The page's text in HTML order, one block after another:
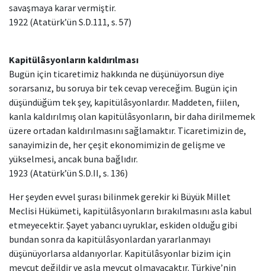
savaşmaya karar vermiştir.
1922 (Atatürk’ün S.D.111, s. 57)
Kapitülâsyonların kaldırılması
Bugün için ticaretimiz hakkında ne düşünüyorsun diye
sorarsanız, bu soruya bir tek cevap vereceğim. Bugün için
düşündüğüm tek şey, kapitülâsyonlardır. Maddeten, fiilen,
kanla kaldırılmış olan kapitülâsyonların, bir daha dirilmemek
üzere ortadan kaldırılmasını sağlamaktır. Ticaretimizin de,
sanayimizin de, her çeşit ekonomimizin de gelişme ve
yükselmesi, ancak buna bağlıdır.
1923 (Atatürk’ün S.D.II, s. 136)
Her şeyden evvel şurası bilinmek gerekir ki Büyük Millet
Meclisi Hükümeti, kapitülâsyonların bırakılmasını asla kabul
etmeyecektir. Şayet yabancı uyruklar, eskiden olduğu gibi
bundan sonra da kapitülâsyonlardan yararlanmayı
düşünüyorlarsa aldanıyorlar. Kapitülâsyonlar bizim için
mevcut değildir ve asla mevcut olmayacaktır. Türkiye’nin